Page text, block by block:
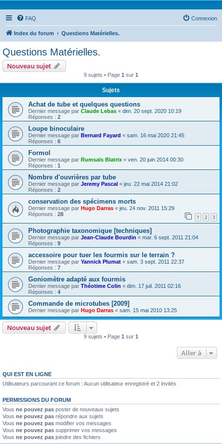
FAQ Connexion
Index du forum Questions Matérielles.
Questions Matérielles.
Nouveau sujet
9 sujets • Page 1 sur 1
Sujets
Achat de tube et quelques questions
Dernier message par Claude Lebas « dim. 20 sept. 2020 10:19
Réponses : 2
Loupe binoculaire
Dernier message par Bernard Fayard « sam. 16 mai 2020 21:45
Réponses : 6
Formol
Dernier message par Rumsaïs Blatrix « ven. 20 juin 2014 00:30
Réponses : 1
Nombre d'ouvrières par tube
Dernier message par Jeremy Pascal « jeu. 22 mai 2014 21:02
Réponses : 2
conservation des spécimens morts
Dernier message par Hugo Darras « jeu. 24 nov. 2011 15:29
Réponses : 28 1 2 3
Photographie taxonomique [techniques]
Dernier message par Jean-Claude Bourdin « mar. 6 sept. 2011 21:04
Réponses : 9
accessoire pour tuer les fourmis sur le terrain ?
Dernier message par Yannick Plumat « sam. 3 sept. 2011 22:37
Réponses : 7
Goniomètre adapté aux fourmis
Dernier message par Théotime Colin « dim. 17 juil. 2011 02:16
Réponses : 4
Commande de microtubes [2009]
Dernier message par Hugo Darras « sam. 15 mai 2010 13:25
Nouveau sujet
9 sujets • Page 1 sur 1
Aller à
QUI EST EN LIGNE
Utilisateurs parcourant ce forum : Aucun utilisateur enregistré et 2 invités
PERMISSIONS DU FORUM
Vous ne pouvez pas poster de nouveaux sujets
Vous ne pouvez pas répondre aux sujets
Vous ne pouvez pas modifier vos messages
Vous ne pouvez pas supprimer vos messages
Vous ne pouvez pas joindre des fichiers